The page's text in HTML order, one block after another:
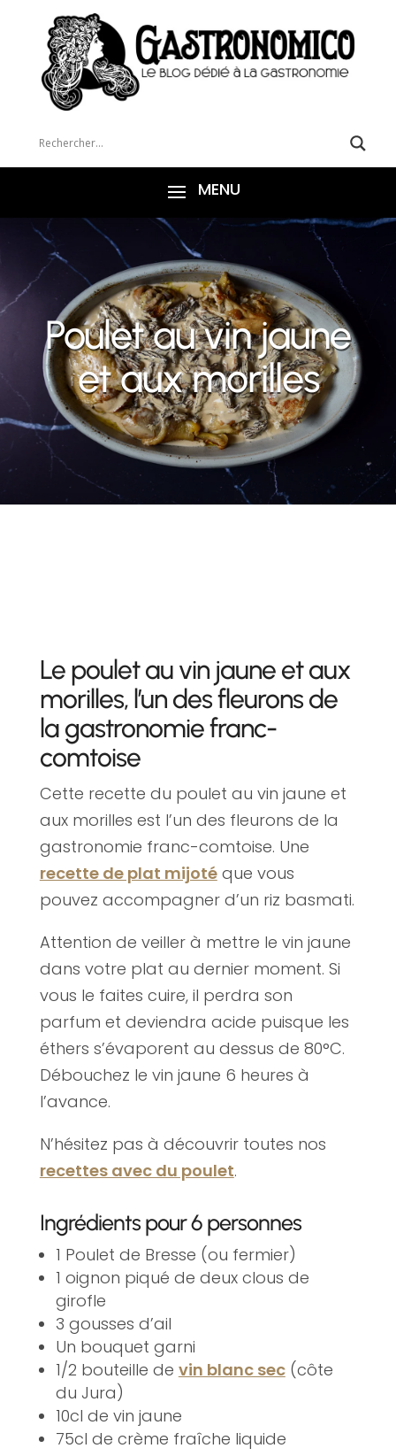
Poulet au vin jaune
et aux morilles
Le poulet au vin jaune et aux
morilles, l’un des fleurons de
la gastronomie franc-
comtoise
Cette recette du poulet au vin jaune et
aux morilles est l’un des fleurons de la
gastronomie franc-comtoise. Une
recette de plat mijotéque vous
pouvez accompagner d’un riz basmati.
Attention de veiller à mettre le vin jaune
dans votre plat au dernier moment. Si
vous le faites cuire, il perdra son
parfum et deviendra acide puisque les
éthers s’évaporent au dessus de 80°C.
Débouchez le vin jaune 6 heures à
l’avance.
N’hésitez pas à découvrir toutes nos
recettes avec du poulet.
Ingrédients pour 6 personnes
1 Poulet de Bresse (ou fermier)
1 oignon piqué de deux clous de
girofle
3 gousses d’ail
Un bouquet garni
1/2 bouteille de vin blanc sec(côte
du Jura)
10cl de vin jaune
75cl de crème fraîche liquide